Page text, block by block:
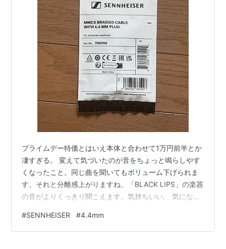
プライムデー特価とはいえ本体と合わせて1万円前半とか
凄すぎる。 変えて気づいたのが音をちょっと鳴らしやす
くなったこと。同じ曲を聞いてもボリューム下げられま
す。それと分離感上がりますね。「BLACK LIPS」の楽器
の音がよりくっきり聞こえます。気持ちいい。 気になる
と、細くて絡みやすいところは使ってて気になります。
あとちょっと音がこもる感じ？でもこれしか使わなけれ
#SENNHEISER #4.4mm